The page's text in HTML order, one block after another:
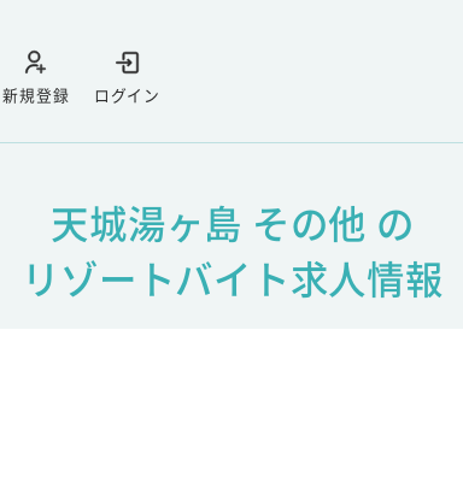
ログイン
新規登録
天城湯ヶ島 その他 の
リゾートバイト求人情報